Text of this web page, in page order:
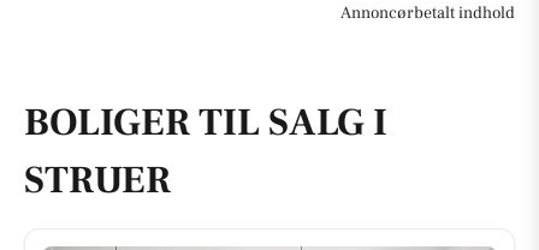
Annoncørbetalt indhold
BOLIGER TIL SALG I
STRUER